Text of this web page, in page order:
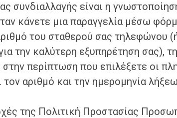
συνδιαλλαγής είναι η
κάνετε μια παραγγελία μέσω
του σταθερού σας τηλεφώνου
την καλύτερη εξυπηρέτηση σας),
περίπτωση που επιλέξετε οι
αριθμό και την ημερομηνία
της Πολιτική Προστασίας